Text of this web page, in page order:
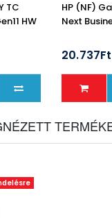
TC
HW
HP (NF)
Next
20.737Ft